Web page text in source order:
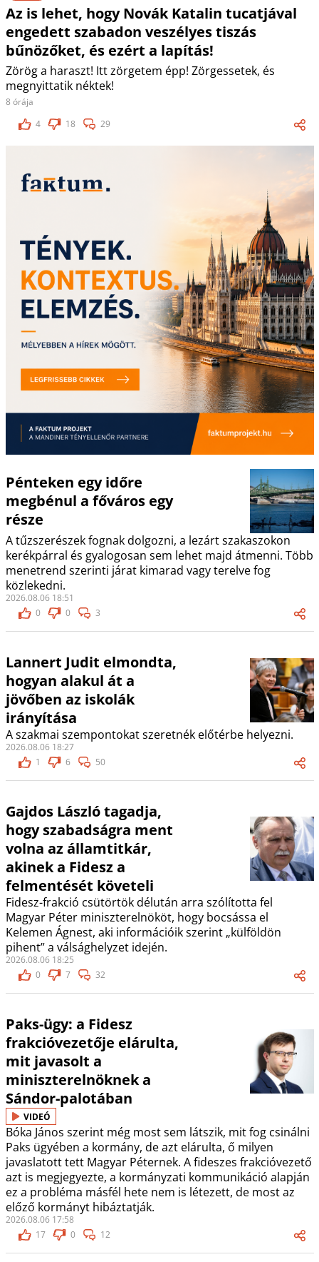
Az is lehet, hogy Novák Katalin tucatjával
engedett szabadon veszélyes tiszás
bűnözőket, és ezért a lapítás!
Zörög a haraszt! Itt zörgetem épp! Zörgessetek, és
megnyittatik néktek!
8 órája
4
18 29
Pénteken egy időre
megbénul a főváros egy
része
A tűzszerészek fognak dolgozni, a lezárt szakaszokon
kerékpárral és gyalogosan sem lehet majd átmenni. Több
menetrend szerinti járat kimarad vagy terelve fog
közlekedni.
2026.08.06 18:51
0
0 3
Lannert Judit elmondta,
hogyan alakul át a
jövőben az iskolák
irányítása
A szakmai szempontokat szeretnék előtérbe helyezni.
2026.08.06 18:27
1
6 50
Gajdos László tagadja,
hogy szabadságra ment
volna az államtitkár,
akinek a Fidesz a
felmentését követeli
Fidesz-frakció csütörtök délután arra szólította fel
Magyar Péter miniszterelnököt, hogy bocsássa el
Kelemen Ágnest, aki információik szerint „külföldön
pihent” a válsághelyzet idején.
2026.08.06 18:25
0
7 32
Paks-ügy: a Fidesz
frakcióvezetője elárulta,
mit javasolt a
miniszterelnöknek a
Sándor-palotában
VIDEÓ
Bóka János szerint még most sem látszik, mit fog csinálni
Paks ügyében a kormány, de azt elárulta, ő milyen
javaslatott tett Magyar Péternek. A fideszes frakcióvezető
azt is megjegyezte, a kormányzati kommunikáció alapján
ez a probléma másfél hete nem is létezett, de most az
előző kormányt hibáztatják.
2026.08.06 17:58
17
0 12